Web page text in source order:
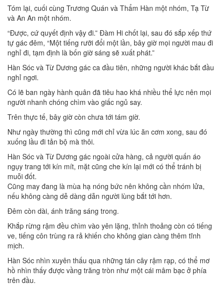
Tóm lại, cuối cùng Trương Quán và Thẩm Hàn một nhóm, Tạ Từ
và An An một nhóm.
“Được, cứ quyết định vậy đi.” Đàm Hi chốt lại, sau đó sắp xếp thứ
tự gác đêm, “Một tiếng rưỡi đổi một lần, bây giờ mọi người mau đi
nghỉ đi, tạm định là bốn giờ sáng sẽ xuất phát.”
Hàn Sóc và Từ Dương gác ca đầu tiên, những người khác bắt đầu
nghỉ ngơi.
Có lẽ ban ngày hành quân đã tiêu hao khá nhiều thể lực nên mọi
người nhanh chóng chìm vào giấc ngủ say.
Trên thực tế, bây giờ còn chưa tới tám giờ.
Như ngày thường thì cũng mới chỉ vừa lúc ăn cơm xong, sau đó
xuống lầu đi tản bộ mà thôi.
Hàn Sóc và Từ Dương gác ngoài cửa hàng, cả người quấn áo
ngụy trang tới kín mít, mặt cũng che kín lại mới có thể tránh bị
muỗi đốt.
Cũng may đang là mùa hạ nóng bức nên không cần nhóm lửa,
nếu không càng dễ dàng dẫn người lùng bắt tới hơn.
Đêm còn dài, ánh trăng sáng trong.
Khắp rừng rậm đều chìm vào yên lặng, thỉnh thoảng còn có tiếng
ve, tiếng côn trùng ra rả khiến cho không gian càng thêm tĩnh
mịch.
Hàn Sóc nhìn xuyên thấu qua những tán cây rậm rạp, có thể mơ
hồ nhìn thấy được vầng trăng tròn như một cái mâm bạc ở phía
trên đầu.